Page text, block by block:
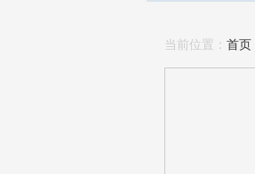
当前位置： 首页